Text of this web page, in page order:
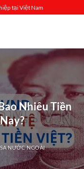
tại Việt Nam
Nhiêu Tiền
NƯỚC NGOÀI